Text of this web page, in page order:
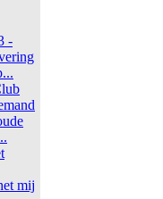
-
mij